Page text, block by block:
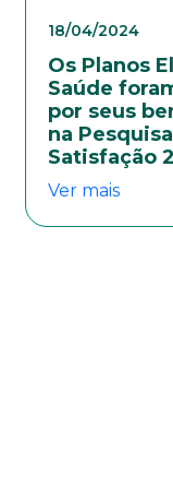
18/04/2024
Os Planos
Saúde
por seus
na
Satisfação
Ver mais
Preencha